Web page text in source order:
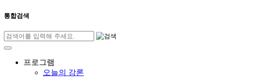
통합검색
프로그램
오늘의 강론